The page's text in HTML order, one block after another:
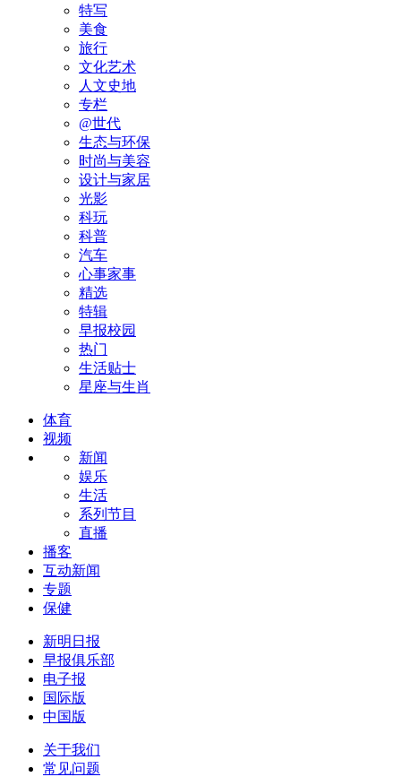
特写
美食
旅行
文化艺术
人文史地
专栏
@世代
生态与环保
时尚与美容
设计与家居
光影
科玩
科普
汽车
心事家事
精选
特辑
早报校园
热门
生活贴士
星座与生肖
体育
视频
新闻
娱乐
生活
系列节目
直播
播客
互动新闻
专题
保健
新明日报
早报俱乐部
电子报
国际版
中国版
关于我们
常见问题